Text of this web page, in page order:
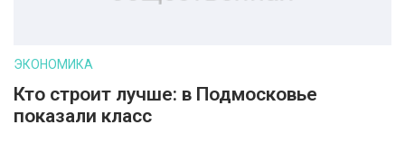
ЭКОНОМИКА
Кто строит лучше: в Подмосковье
показали класс